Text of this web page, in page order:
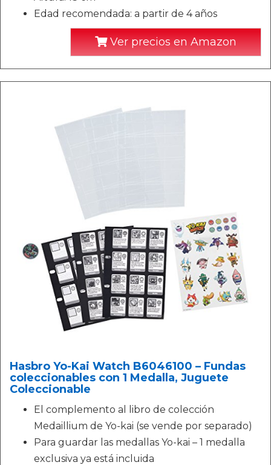
Edad recomendada: a partir de 4 años
Ver precios en Amazon
Hasbro Yo-Kai Watch B6046100 – Fundas
coleccionables con 1 Medalla, Juguete
Coleccionable
El complemento al libro de colección
Medaillium de Yo-kai (se vende por separado)
Para guardar las medallas Yo-kai – 1 medalla
exclusiva ya está incluida